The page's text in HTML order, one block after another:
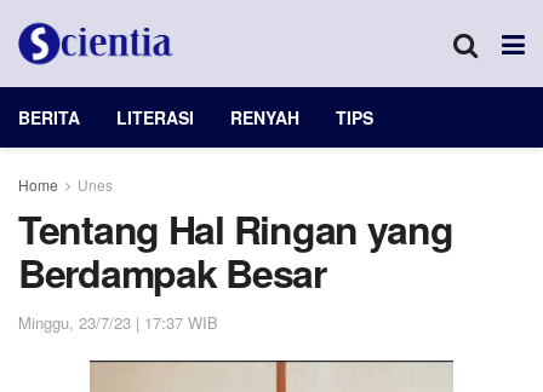
BERITA LITERASI RENYAH TIPS
Home Unes
Tentang Hal Ringan yang
Berdampak Besar
Minggu, 23/7/23 | 17:37 WIB